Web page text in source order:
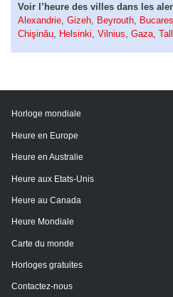
Voir l’heure des villes dans les
Alexandrie Gizeh Beyrouth
Chişinău
Helsinki Vilnius Gaza
Horloge mondiale
Heure en Europe
Heure en Australie
Heure aux Etats-Unis
Heure au Canada
Heure Mondiale
Carte du monde
Horloges gratuites
Contactez-nous